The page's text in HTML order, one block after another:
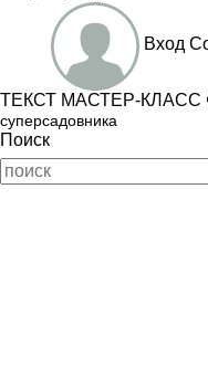
Вход
ТЕКСТ МАСТЕР-КЛАСС
суперсадовника
Поиск